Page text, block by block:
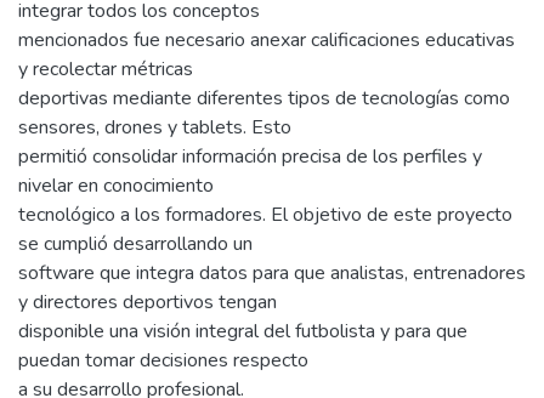
integrar todos los conceptos
mencionados fue necesario anexar calificaciones educativas
y recolectar métricas
deportivas mediante diferentes tipos de tecnologías como
sensores, drones y tablets. Esto
permitió consolidar información precisa de los perfiles y
nivelar en conocimiento
tecnológico a los formadores. El objetivo de este proyecto
se cumplió desarrollando un
software que integra datos para que analistas, entrenadores
y directores deportivos tengan
disponible una visión integral del futbolista y para que
puedan tomar decisiones respecto
a su desarrollo profesional.